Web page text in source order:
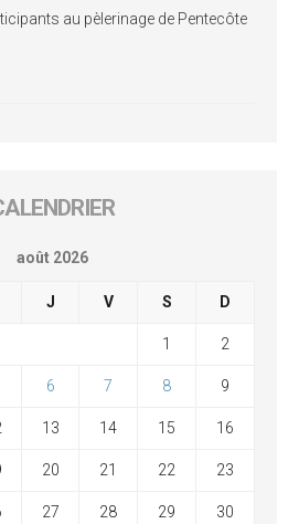
au pèlerinage de Pentecôte
août 2026
J V S D
1 2
6 7 8 9
13 14 15 16
20 21 22 23
27 28 29 30